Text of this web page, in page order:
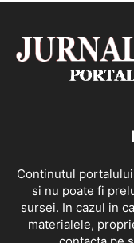
Continutul
si nu poate fi
sursei. In cazul in
materialele,